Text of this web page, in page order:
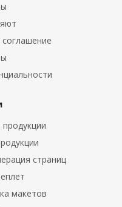
страниц
макетов